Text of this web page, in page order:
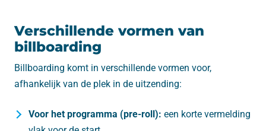
Verschillende vormen van
billboarding
Billboarding komt in verschillende vormen voor,
afhankelijk van de plek in de uitzending:
Voor het programma (pre-roll): een korte vermelding